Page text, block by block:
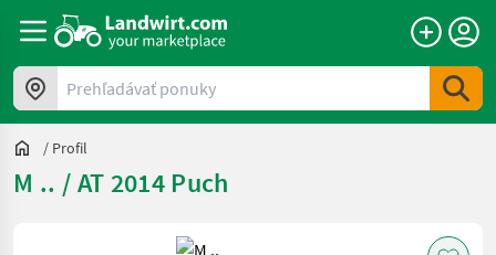
Prehľadávať ponuky
/ Profil
M .. / AT 2014 Puch